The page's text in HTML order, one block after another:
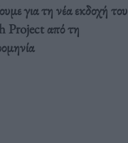
για τη νέα εκδοχή του
από τη